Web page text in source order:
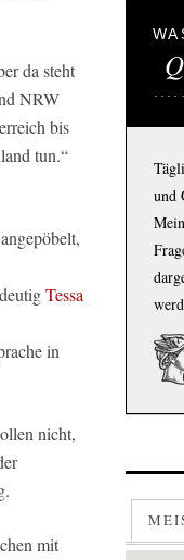
da steht
NRW
bis
tun.“
Tessa
in
nicht,
mit
und